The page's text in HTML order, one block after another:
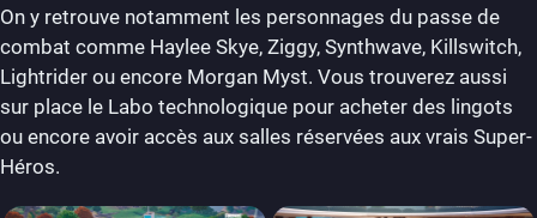
On y retrouve notamment les personnages du passe de
combat comme Haylee Skye, Ziggy, Synthwave, Killswitch,
Lightrider ou encore Morgan Myst. Vous trouverez aussi
sur place le Labo technologique pour acheter des lingots
ou encore avoir accès aux salles réservées aux vrais Super-
Héros.